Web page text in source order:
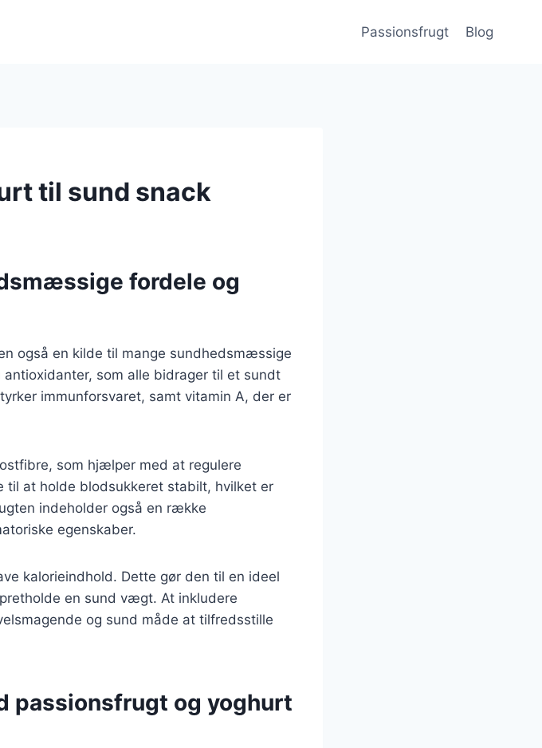
Passionsfrugt Blog
til sund snack
fordele og
også en kilde til mange sundhedsmæssige
som alle bidrager til et sundt
immunforsvaret, samt vitamin A, der er
som hjælper med at regulere
til at holde blodsukkeret stabilt, hvilket er
indeholder også en række
egenskaber.
kalorieindhold. Dette gør den til en ideel
en sund vægt. At inkludere
og sund måde at tilfredsstille
passionsfrugt og yoghurt